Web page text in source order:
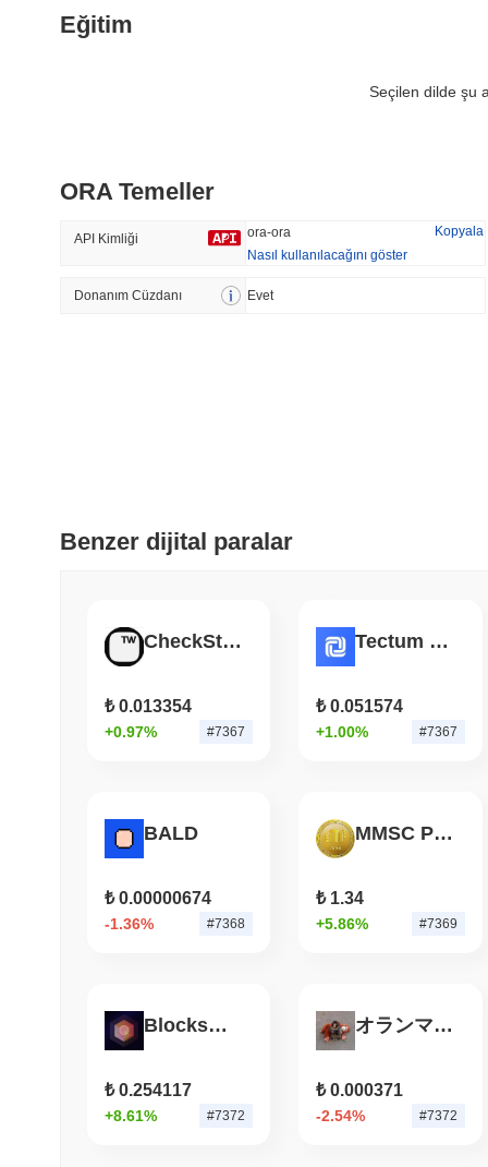
#489
Trend Olan
Eğitim
Seçilen dilde şu
ORA Temeller
API Kimliği ora-ora
Kopyala
Nasıl kullanılacağını göster
Donanım Cüzdanı Evet
Benzer dijital paralar
CheckStrategy
₺ 0.013354
+0.97% #7367
Tectum Cash Token
₺ 0.051574
+1.00% #7367
BALD
₺ 0.00000674
-1.36% #7368
MMSC PLATFORM
₺ 1.34
+5.86% #7369
Blocksmith Labs Forge
₺ 0.254117
+8.61% #7372
オランママ (Oran Mama)
₺ 0.000371
-2.54% #7372